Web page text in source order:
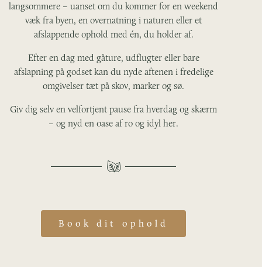
langsommere – uanset om du kommer for en weekend
væk fra byen, en overnatning i naturen eller et
afslappende ophold med én, du holder af.
Efter en dag med gåture, udflugter eller bare
afslapning på godset kan du nyde aftenen i fredelige
omgivelser tæt på skov, marker og sø.
Giv dig selv en velfortjent pause fra hverdag og skærm
– og nyd en oase af ro og idyl her.
Book dit ophold